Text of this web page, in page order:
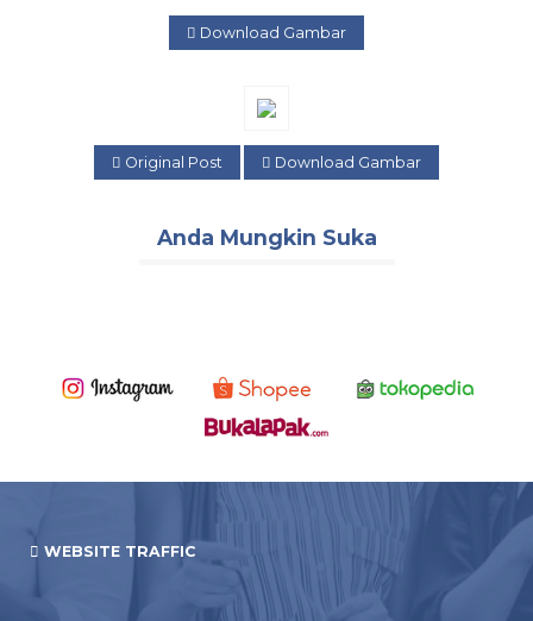
Download Gambar
Original Post Download Gambar
Anda Mungkin Suka
WEBSITE TRAFFIC